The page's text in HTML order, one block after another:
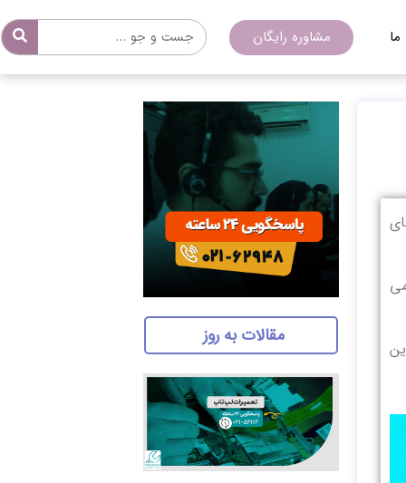
مشاوره رایگان
مقالات به روز